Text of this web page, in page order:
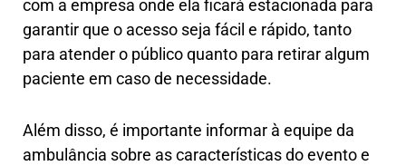
com a empresa onde ela ficará estacionada para
garantir que o acesso seja fácil e rápido, tanto
para atender o público quanto para retirar algum
paciente em caso de necessidade.
Além disso, é importante informar à equipe da
ambulância sobre as características do evento e